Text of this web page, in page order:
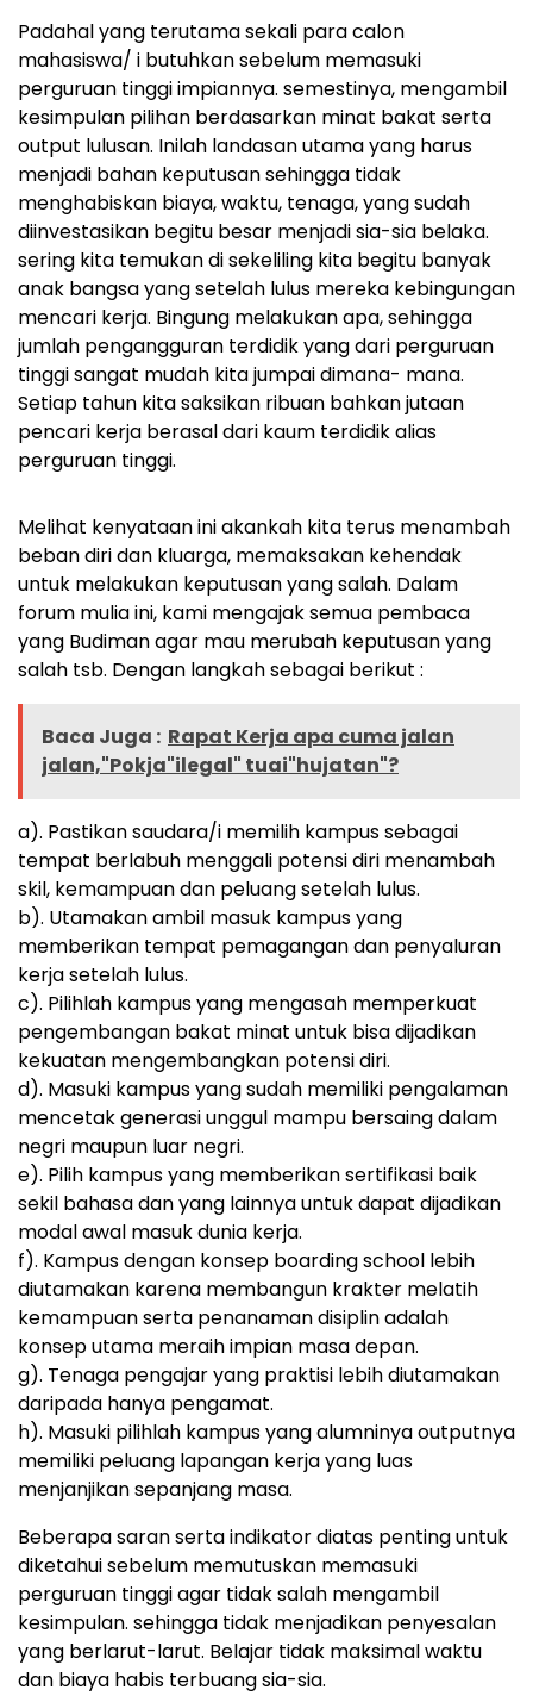
Padahal yang terutama sekali para calon
mahasiswa/ i butuhkan sebelum memasuki
perguruan tinggi impiannya. semestinya, mengambil
kesimpulan pilihan berdasarkan minat bakat serta
output lulusan. Inilah landasan utama yang harus
menjadi bahan keputusan sehingga tidak
menghabiskan biaya, waktu, tenaga, yang sudah
diinvestasikan begitu besar menjadi sia-sia belaka.
sering kita temukan di sekeliling kita begitu banyak
anak bangsa yang setelah lulus mereka kebingungan
mencari kerja. Bingung melakukan apa, sehingga
jumlah pengangguran terdidik yang dari perguruan
tinggi sangat mudah kita jumpai dimana- mana.
Setiap tahun kita saksikan ribuan bahkan jutaan
pencari kerja berasal dari kaum terdidik alias
perguruan tinggi.
Melihat kenyataan ini akankah kita terus menambah
beban diri dan kluarga, memaksakan kehendak
untuk melakukan keputusan yang salah. Dalam
forum mulia ini, kami mengajak semua pembaca
yang Budiman agar mau merubah keputusan yang
salah tsb. Dengan langkah sebagai berikut :
Baca Juga : Rapat Kerja apa cuma jalan
jalan,"Pokja"ilegal" tuai"hujatan"?
a). Pastikan saudara/i memilih kampus sebagai
tempat berlabuh menggali potensi diri menambah
skil, kemampuan dan peluang setelah lulus.
b). Utamakan ambil masuk kampus yang
memberikan tempat pemagangan dan penyaluran
kerja setelah lulus.
c). Pilihlah kampus yang mengasah memperkuat
pengembangan bakat minat untuk bisa dijadikan
kekuatan mengembangkan potensi diri.
d). Masuki kampus yang sudah memiliki pengalaman
mencetak generasi unggul mampu bersaing dalam
negri maupun luar negri.
e). Pilih kampus yang memberikan sertifikasi baik
sekil bahasa dan yang lainnya untuk dapat dijadikan
modal awal masuk dunia kerja.
f). Kampus dengan konsep boarding school lebih
diutamakan karena membangun krakter melatih
kemampuan serta penanaman disiplin adalah
konsep utama meraih impian masa depan.
g). Tenaga pengajar yang praktisi lebih diutamakan
daripada hanya pengamat.
h). Masuki pilihlah kampus yang alumninya outputnya
memiliki peluang lapangan kerja yang luas
menjanjikan sepanjang masa.
Beberapa saran serta indikator diatas penting untuk
diketahui sebelum memutuskan memasuki
perguruan tinggi agar tidak salah mengambil
kesimpulan. sehingga tidak menjadikan penyesalan
yang berlarut-larut. Belajar tidak maksimal waktu
dan biaya habis terbuang sia-sia.